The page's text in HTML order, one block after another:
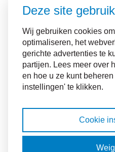
Deze site
Wij gebruiken cookies
optimaliseren, het
gerichte advertenties te
partijen. Lees meer over
en hoe u ze kunt
instellingen' te klikken.
Cookie